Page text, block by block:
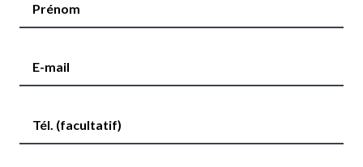
Prénom
E-mail
Tél. (facultatif)